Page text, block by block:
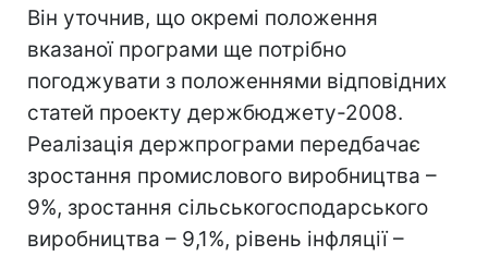
Він уточнив, що окремі положення
вказаної програми ще потрібно
погоджувати з положеннями відповідних
статей проекту держбюджету-2008.
Реалізація держпрограми передбачає
зростання промислового виробництва –
9%, зростання сільськогосподарського
виробництва – 9,1%, рівень інфляції –